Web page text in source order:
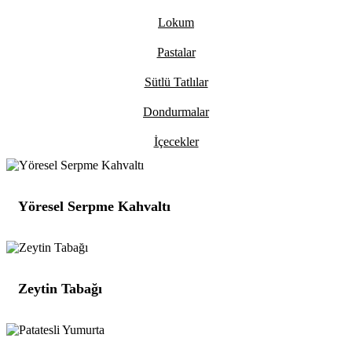
Lokum
Pastalar
Sütlü Tatlılar
Dondurmalar
İçecekler
Yöresel Serpme Kahvaltı
Zeytin Tabağı